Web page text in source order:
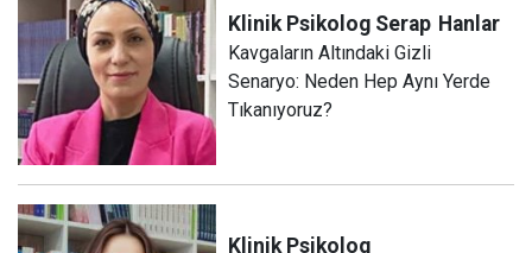
Klinik Psikolog Serap Hanlar
Kavgaların Altındaki Gizli
Senaryo: Neden Hep Aynı Yerde
Tıkanıyoruz?
Klinik Psikolog